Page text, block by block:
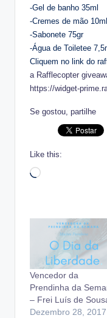
-Gel de banho 35ml
-Cremes de mão 10ml
-Sabonete 75gr
-Água de Toiletee
Cliquem no link do
a Rafflecopter
https://widget-
Se gostou, partilhe
Like this:
Loading…
Vencedor da
Prendinha da
– Frei Luís de
Dezembro 28, 2017